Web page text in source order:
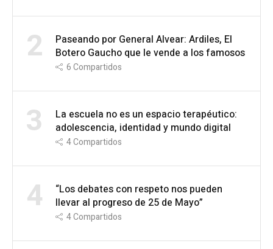
2
Paseando por General Alvear: Ardiles, El
Botero Gaucho que le vende a los famosos
6Compartidos
3
La escuela no es un espacio terapéutico:
adolescencia, identidad y mundo digital
4Compartidos
4
“Los debates con respeto nos pueden
llevar al progreso de 25 de Mayo”
4Compartidos